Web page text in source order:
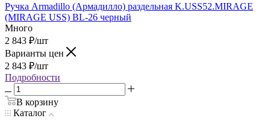
Ручка Armadillo (Армадилло) раздельная K.USS52.MIRAGE
(MIRAGE USS) BL-26 черный
Много
2 843 ₽/шт
Варианты цен
2 843 ₽/шт
Подробности
В корзину
Каталог